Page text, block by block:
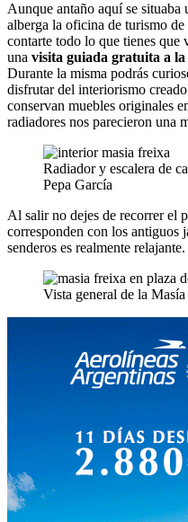
Aunque antaño aquí se situaba
alberga la oficina de turismo
contarte todo lo que tienes que
una visita guiada gratuita a
Durante la misma podrás
disfrutar del interiorismo
conservan muebles originales
radiadores nos parecieron una
Radiador y escalera de
Pepa García
Al salir no dejes de recorrer el
corresponden con los antiguos
senderos es realmente relajante.
Vista general de la